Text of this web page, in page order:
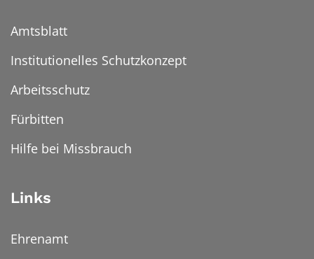
Amtsblatt
Institutionelles Schutzkonzept
Arbeitsschutz
Fürbitten
Hilfe bei Missbrauch
Links
Ehrenamt